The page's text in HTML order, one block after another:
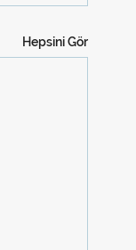
Hepsini Gör